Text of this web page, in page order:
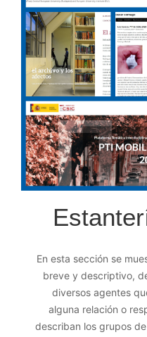
En esta sección se
breve y descriptivo,
diversos agentes
alguna relación o
describan los grupos